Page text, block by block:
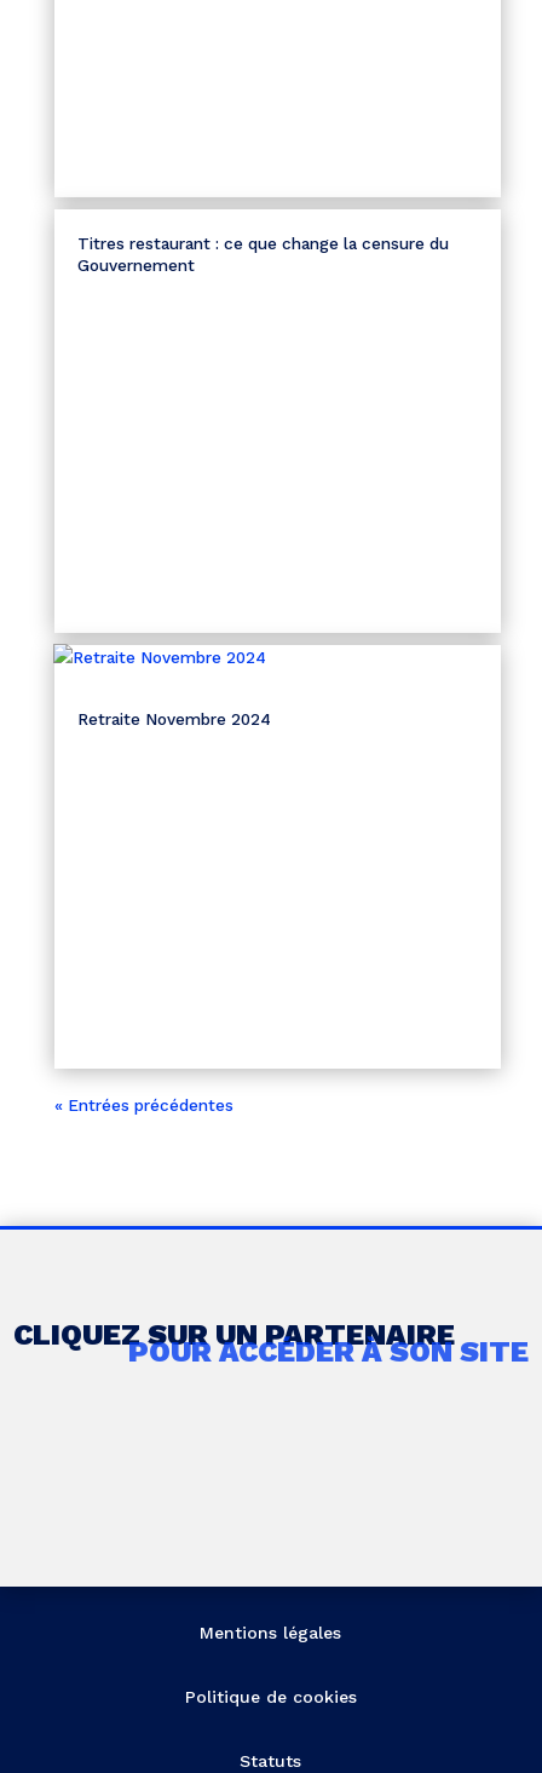
Titres restaurant : ce que change la censure du
Gouvernement
Retraite Novembre 2024
« Entrées précédentes
CLIQUEZ SUR UN PARTENAIRE
POUR ACCÉDER À SON SITE
Mentions légales
Politique de cookies
Statuts